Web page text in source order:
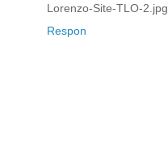
Lorenzo-Site-TLO-2.jpg
Respon